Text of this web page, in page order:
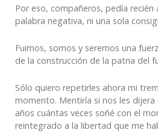
Por eso, compañeros, pedía recién
palabra negativa, ni una sola
Fuimos, somos y seremos una
de la construcción de la patria del
Sólo quiero repetirles ahora mi
momento. Mentiría si nos les
años cuántas veces soñé con el
reintegrado a la libertad que me